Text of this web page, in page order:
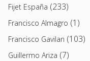
Fijet España (233)
Francisco Almagro (1)
Francisco Gavilan (103)
Guillermo Ariza (7)